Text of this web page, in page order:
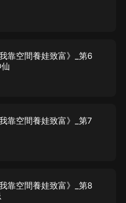
靠空間養娃致富》_第6
靠空間養娃致富》_第7
靠空間養娃致富》_第8